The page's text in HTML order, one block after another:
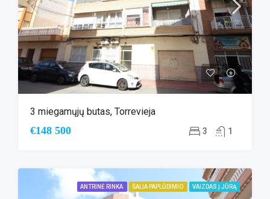
3 miegamųjų butas, Torrevieja
€148 500 3 1
ANTRINĖ RINKA ŠALIA PAPLŪDIMIO VAIZDAS Į JŪRĄ